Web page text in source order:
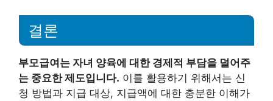
결론
부모급여는 자녀 양육에 대한 경제적 부담을 덜어주
는 중요한 제도입니다. 이를 활용하기 위해서는 신
청 방법과 지급 대상, 지급액에 대한 충분한 이해가